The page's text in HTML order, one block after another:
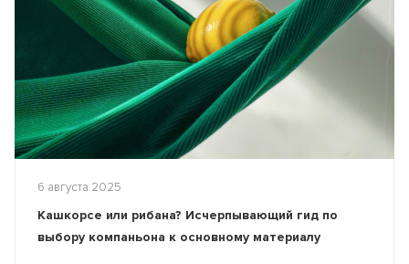
6 августа 2025
Кашкорсе или рибана? Исчерпывающий гид по
выбору компаньона к основному материалу